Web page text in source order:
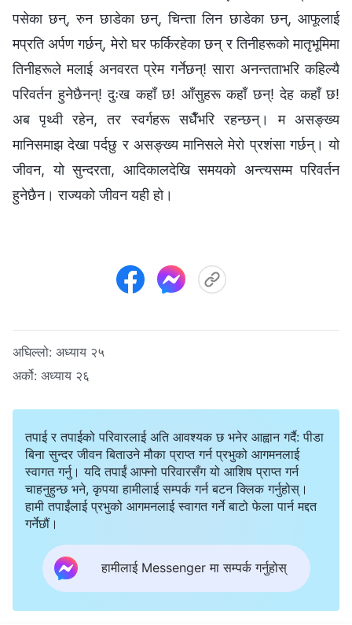
पसेका छन्, रुन छाडेका छन्, चिन्ता लिन छाडेका छन्, आफूलाई
मप्रति अर्पण गर्छन्, मेरो घर फर्किरहेका छन् र तिनीहरूको मातृभूमिमा
तिनीहरूले मलाई अनवरत प्रेम गर्नेछन्! सारा अनन्तताभरि कहिल्यै
परिवर्तन हुनेछैनन्! दुःख कहाँ छ! आँसुहरू कहाँ छन्! देह कहाँ छ!
अब पृथ्वी रहेन, तर स्वर्गहरू सधैँभरि रहन्छन्। म असङ्ख्य
मानिसमाझ देखा पर्दछु र असङ्ख्य मानिसले मेरो प्रशंसा गर्छन्। यो
जीवन, यो सुन्दरता, आदिकालदेखि समयको अन्त्यसम्म परिवर्तन
हुनेछैन। राज्यको जीवन यही हो।
अघिल्लो: अध्याय २५
अर्को: अध्याय २६
तपाई र तपाईको परिवारलाई अति आवश्यक छ भनेर आह्वान गर्दै: पीडा
बिना सुन्दर जीवन बिताउने मौका प्राप्त गर्न प्रभुको आगमनलाई
स्वागत गर्नु। यदि तपाईं आफ्नो परिवारसँग यो आशिष प्राप्त गर्न
चाहनुहुन्छ भने, कृपया हामीलाई सम्पर्क गर्न बटन क्लिक गर्नुहोस्।
हामी तपाईंलाई प्रभुको आगमनलाई स्वागत गर्ने बाटो फेला पार्न मद्दत
गर्नेछौं।
हामीलाई Messenger मा सम्पर्क गर्नुहोस्